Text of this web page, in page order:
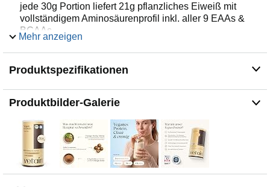
jede 30g Portion liefert 21g pflanzliches Eiweiß mit
vollständigem Aminosäurenprofil inkl. aller 9 EAAs &
BCAAs.
✅ ECHTE BIO-VANILLE: Mit gemahlenen Bio-
Bourbon-Vanillearoma. Natürlich gesüßt mit
Zuckerzusatz.
✅ 4 PFLANZLICHE PROTEINQUELLEN: Fermentiertes
Erbsenprotein, ergänzt durch Ackerbohnen-, Kürbiskern-
& Goldleinprotein. Fermentation verändert die Struktur
pflanzlicher Proteine und kann sich positiv auf Textur
und Verträglichkeit auswirken.
✅ SUPER CREMIGE KONSISTENZ: Kein Sand-
Mehr anzeigen
Produktspezifikationen
Produktbilder-Galerie